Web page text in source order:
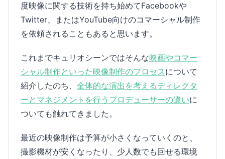
度映像に関する技術を持ち始めてFacebookや
Twitter、またはYouTube向けのコマーシャル制作
を依頼されることもあると思います。
これまでキュリオシーンではそんな映画やコマー
シャル制作といった映像制作のプロセスについて
紹介したのち、 全体的な演出を考えるディレクタ
ーとマネジメントを行うプロデューサーの違いに
ついても触れてきました。
最近の映像制作は予算が小さくなっていくのと、
撮影機材が安くなったり、少人数でも回せる環境